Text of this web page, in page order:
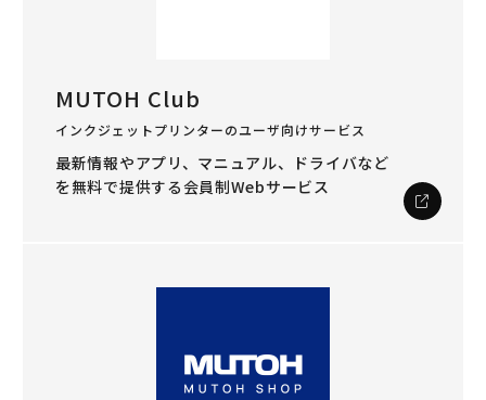
MUTOH Club
インクジェットプリンターのユーザ向けサービス
最新情報やアプリ、マニュアル、ドライバなど
を無料で提供する会員制Webサービス